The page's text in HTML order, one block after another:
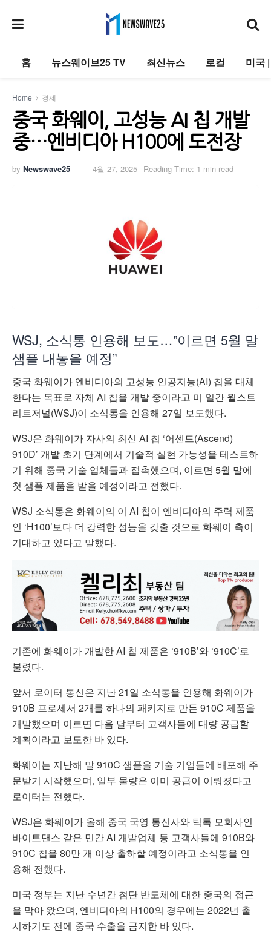
홈 뉴스웨이브25 TV 최신뉴스 로컬 미국
Home 경제
중국 화웨이, 고성능 AI 칩 개발
중…엔비디아 H100에 도전장
by Newswave25 4월 27, 2025 Reading Time: 1 min read
WSJ, 소식통 인용해 보도…”이르면 5월 말
샘플 내놓을 예정”
중국 화웨이가 엔비디아의 고성능 인공지능(AI) 칩을 대체
한다는 목표로 자체 AI 칩을 개발 중이라고 미 일간 월스트
리트저널(WSJ)이 소식통을 인용해 27일 보도했다.
WSJ은 화웨이가 자사의 최신 AI 칩 ‘어센드(Ascend)
910D’ 개발 초기 단계에서 기술적 실현 가능성을 테스트하
기 위해 중국 기술 업체들과 접촉했으며, 이르면 5월 말에
첫 샘플 제품을 받을 예정이라고 전했다.
WSJ 소식통은 화웨이의 이 AI 칩이 엔비디아의 주력 제품
인 ‘H100’보다 더 강력한 성능을 갖출 것으로 화웨이 측이
기대하고 있다고 말했다.
기존에 화웨이가 개발한 AI 칩 제품은 ‘910B’와 ‘910C’로
불렸다.
앞서 로이터 통신은 지난 21일 소식통을 인용해 화웨이가
910B 프로세서 2개를 하나의 패키지로 만든 910C 제품을
개발했으며 이르면 다음 달부터 고객사들에 대량 공급할
계획이라고 보도한 바 있다.
화웨이는 지난해 말 910C 샘플을 기술 기업들에 배포해 주
문받기 시작했으며, 일부 물량은 이미 공급이 이뤄졌다고
로이터는 전했다.
WSJ은 화웨이가 올해 중국 국영 통신사와 틱톡 모회사인
바이트댄스 같은 민간 AI 개발업체 등 고객사들에 910B와
910C 칩을 80만 개 이상 출하할 예정이라고 소식통을 인
용해 전했다.
미국 정부는 지난 수년간 첨단 반도체에 대한 중국의 접근
을 막아 왔으며, 엔비디아의 H100의 경우에는 2022년 출
시하기도 전에 중국 수출을 금지한 바 있다.